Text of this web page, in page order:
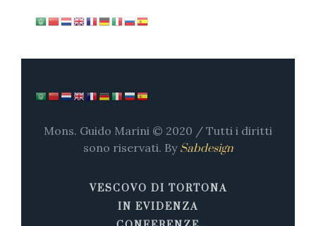
Mons. Guido Marini © 2020 / Tutti i diritti
sono riservati. By Sabdesign
VESCOVO DI TORTONA
IN EVIDENZA